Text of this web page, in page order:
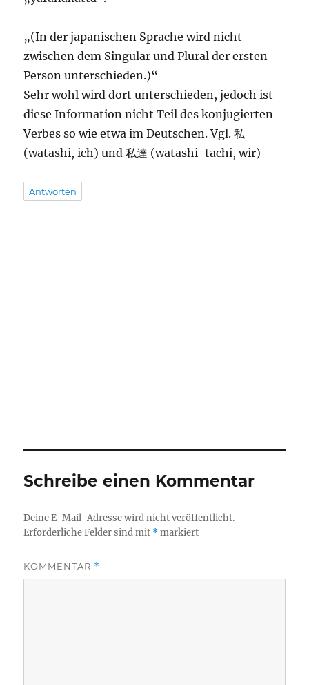
„(In der japanischen Sprache wird nicht
zwischen dem Singular und Plural der ersten
Person unterschieden.)“
Sehr wohl wird dort unterschieden, jedoch ist
diese Information nicht Teil des konjugierten
Verbes so wie etwa im Deutschen. Vgl. 私
(watashi, ich) und 私達 (watashi-tachi, wir)
Antworten
Schreibe einen Kommentar
Deine E-Mail-Adresse wird nicht veröffentlicht.
Erforderliche Felder sind mit *markiert
KOMMENTAR *